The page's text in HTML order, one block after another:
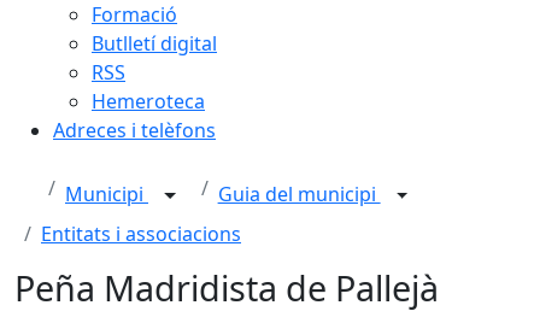
Formació
Butlletí digital
RSS
Hemeroteca
Adreces i telèfons
Municipi
Guia del municipi
Entitats i associacions
Peña Madridista de Pallejà